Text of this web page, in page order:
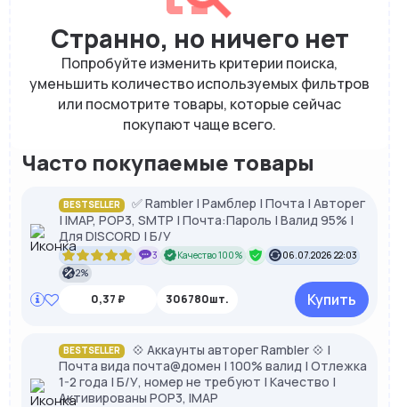
Странно, но ничего нет
Попробуйте изменить критерии поиска,
уменьшить количество используемых фильтров
или посмотрите товары, которые сейчас
покупают чаще всего.
Часто покупаемые товары
BESTSELLER
✅ Rambler | Рамблер | Почта | Авторег
| IMAP, POP3, SMTP | Почта:Пароль | Валид 95% |
Для DISCORD | Б/У
3 Качество 100%
06.07.2026 22:03
2%
0,37 ₽ 306780шт. Купить
BESTSELLER
💠 Аккаунты авторег Rambler 💠 |
Почта вида почта@домен | 100% валид | Отлежка
1-2 года | Б/У, номер не требуют | Качество |
Активированы POP3, IMAP